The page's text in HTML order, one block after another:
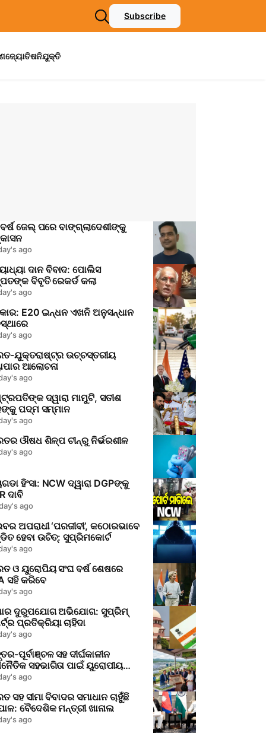
Subscribe
ଜ୍ୟୋତିଷନିଯୁକ୍ତି
ଜେଲ୍ ପରେ ବାଙ୍ଗ୍ଲାଦେଶୀଙ୍କୁ
ago
ଦାନ ବିବାଦ: ପୋଲିସ
ବିବୃତି ରେକର୍ଡ କଲା
ago
E20 ଇନ୍ଧନ ଏଖନି ଅନୁସନ୍ଧାନ
ago
ଯୁକ୍ତରାଷ୍ଟ୍ର ଉଚ୍ଚସ୍ତରୀୟ
ଆଲୋଚନା
ago
ଦ୍ୱାରା ମାମୁଟି, ସତୀଶ
ପଦ୍ମ ସମ୍ମାନ
ago
ଔଷଧ ଶିଳ୍ପ ଚୀନ୍‌ରୁ ନିର୍ଭରଶୀଳ
ago
ହିଂସା: NCW ଦ୍ୱାରା DGPଙ୍କୁ
ଦାବି
ago
ଅପରାଧୀ ‘ପରଜୀବୀ’, କଠୋରଭାବେ
ହେବା ଉଚିତ୍: ସୁପ୍ରିମକୋର୍ଟ
ago
ଓ ୟୁରୋପିୟ ସଂଘ ବର୍ଷ ଶେଷରେ
ସହି କରିବେ
ago
ଦୁରୁପଯୋଗ ଅଭିଯୋଗ: ସୁପ୍ରିମ୍
ପ୍ରତିକ୍ରିୟା ଚାହିଦା
ago
ପୂର୍ବାଞ୍ଚଳ ସହ ଦୀର୍ଘକାଳୀନ
ସହଭାଗିତା ପାଇଁ ୟୁରୋପୀୟ
ଆଶା
ago
ସହ ସୀମା ବିବାଦର ସମାଧାନ ଚାହୁଁଛି
ବୈଦେଶିକ ମନ୍ତ୍ରୀ ଖାନାଲ
ago